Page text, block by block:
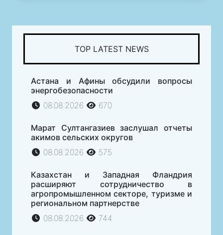
TOP LATEST NEWS
Астана и Афины обсудили вопросы
энергобезопасности
08.08.2026
670
Марат Султангазиев заслушал отчеты
акимов сельских округов
08.08.2026
575
Казахстан и Западная Фландрия
расширяют сотрудничество в
агропромышленном секторе, туризме и
региональном партнерстве
08.08.2026
744